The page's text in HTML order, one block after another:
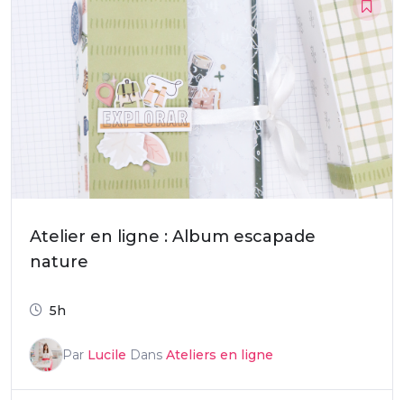
Atelier en ligne : Album escapade
nature
5h
Par Lucile Dans Ateliers en ligne